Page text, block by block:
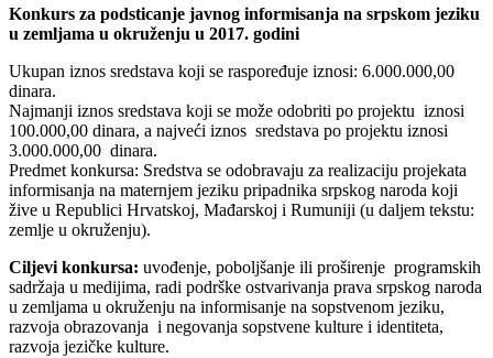
Konkurs za podsticanje javnog informisanja na srpskom jeziku
u zemljama u okruženju u 2017. godini
Ukupan iznos sredstava koji se raspoređuje iznosi: 6.000.000,00
dinara.
Najmanji iznos sredstava koji se može odobriti po projektu iznosi
100.000,00 dinara, a najveći iznos sredstava po projektu iznosi
3.000.000,00 dinara.
Predmet konkursa: Sredstva se odobravaju za realizaciju projekata
informisanja na maternjem jeziku pripadnika srpskog naroda koji
žive u Republici Hrvatskoj, Mađarskoj i Rumuniji (u daljem tekstu:
zemlje u okruženju).
Ciljevi konkursa: uvođenje, poboljšanje ili proširenje programskih
sadržaja u medijima, radi podrške ostvarivanja prava srpskog naroda
u zemljama u okruženju na informisanje na sopstvenom jeziku,
razvoja obrazovanja i negovanja sopstvene kulture i identiteta,
razvoja jezičke kulture.